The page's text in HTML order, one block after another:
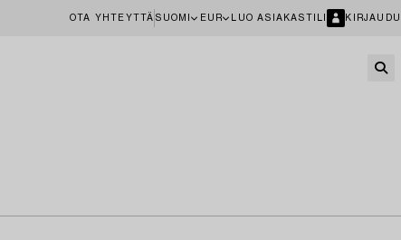
OTA YHTEYTTÄ SUOMI EUR LUO ASIAKASTILI KIRJAUDU